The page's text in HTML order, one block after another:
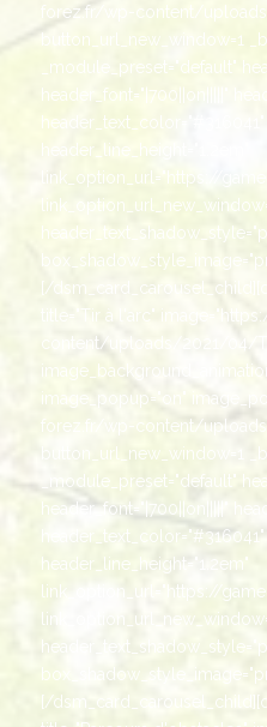
forez.fr/wp-content/
button_url_new_window=1
_module_preset="default"
header_font="|700||on|||||"
header_line_height="1.2em"
link_option_url="https://
[/
title="Tir à l'arc"
content/uploads/2021/04/
image_popup="on"
forez.fr/wp-content/
button_url_new_window=1
_module_preset="default"
header_font="|700||on|||||"
header_line_height="1.2em"
link_option_url="https://
[/